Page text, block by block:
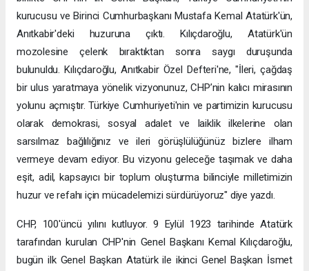
kurucusu ve Birinci Cumhurbaşkanı Mustafa Kemal Atatürk'ün,
Anıtkabir'deki huzuruna çıktı. Kılıçdaroğlu, Atatürk'ün
mozolesine çelenk bıraktıktan sonra saygı duruşunda
bulunuldu. Kılıçdaroğlu, Anıtkabir Özel Defteri'ne, "İleri, çağdaş
bir ulus yaratmaya yönelik vizyonunuz, CHP’nin kalıcı mirasının
yolunu açmıştır. Türkiye Cumhuriyeti'nin ve partimizin kurucusu
olarak demokrasi, sosyal adalet ve laiklik ilkelerine olan
sarsılmaz bağlılığınız ve ileri görüşlülüğünüz bizlere ilham
vermeye devam ediyor. Bu vizyonu geleceğe taşımak ve daha
eşit, adil, kapsayıcı bir toplum oluşturma bilinciyle milletimizin
huzur ve refahı için mücadelemizi sürdürüyoruz" diye yazdı.
CHP, 100'üncü yılını kutluyor. 9 Eylül 1923 tarihinde Atatürk
tarafından kurulan CHP'nin Genel Başkanı Kemal Kılıçdaroğlu,
bugün ilk Genel Başkan Atatürk ile ikinci Genel Başkan İsmet